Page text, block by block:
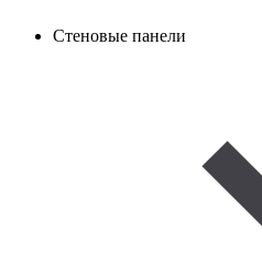
Стеновые панели